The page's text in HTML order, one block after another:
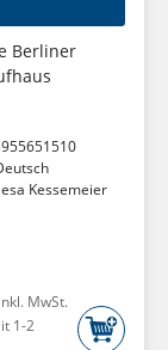
Berliner
Kessemeier
inkl. MwSt.
1-2